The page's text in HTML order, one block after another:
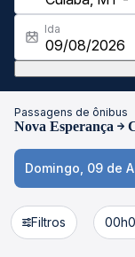
Ida
Passagens de ônibus
Nova Esperança
Domingo, 09 de
Filtros